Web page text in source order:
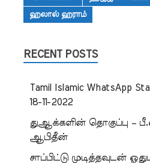
ஹலால் ஹராம்
RECENT POSTS
Tamil Islamic WhatsApp
18-11-2022
துஆக்களின் தொகுப்பு –
ஆபிதீன்
சாப்பிட்டு முடித்தவுடன்